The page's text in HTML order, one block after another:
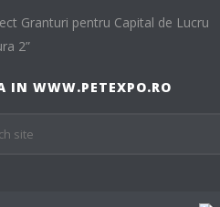
Granturi pentru Capital de Lucru
2”
IN WWW.PETEXPO.RO